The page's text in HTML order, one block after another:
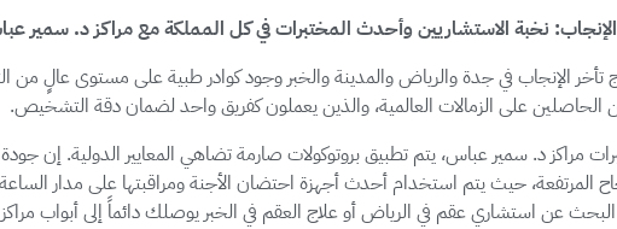
نخبة الاستشاريين وأحدث المختبرات في كل المملكة مع مراكز د. سمير
تأخر الإنجاب في جدة والرياض والمدينة والخبر وجود كوادر طبية على مستوى عالٍ
الحاصلين على الزمالات العالمية، والذين يعملون كفريق واحد لضمان دقة التشخيص.
مراكز د. سمير عباس، يتم تطبيق بروتوكولات صارمة تضاهي المعايير الدولية. إن
المرتفعة، حيث يتم استخدام أحدث أجهزة احتضان الأجنة ومراقبتها على مدار
عن استشاري عقم في الرياض أو علاج العقم في الخبر يوصلك دائماً إلى أبواب